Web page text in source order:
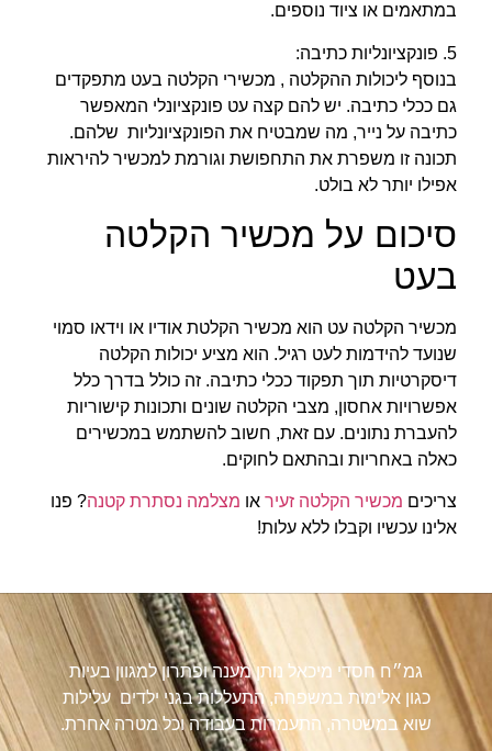
במתאמים או ציוד נוספים.
5. פונקציונליות כתיבה:
בנוסף ליכולות ההקלטה , מכשירי הקלטה בעט מתפקדים
גם ככלי כתיבה. יש להם קצה עט פונקציונלי המאפשר
כתיבה על נייר, מה שמבטיח את הפונקציונליות שלהם.
תכונה זו משפרת את התחפושת וגורמת למכשיר להיראות
אפילו יותר לא בולט.
סיכום על מכשיר הקלטה
בעט
מכשיר הקלטה עט הוא מכשיר הקלטת אודיו או וידאו סמוי
שנועד להידמות לעט רגיל. הוא מציע יכולות הקלטה
דיסקרטיות תוך תפקוד ככלי כתיבה. זה כולל בדרך כלל
אפשרויות אחסון, מצבי הקלטה שונים ותכונות קישוריות
להעברת נתונים. עם זאת, חשוב להשתמש במכשירים
כאלה באחריות ובהתאם לחוקים.
צריכים מכשיר הקלטה זעיר או מצלמה נסתרת קטנה? פנו
אלינו עכשיו וקבלו ללא עלות!
גמ״ח חסדי מיכאל נותן מענה ופתרון למגוון בעיות
כגון אלימות במשפחה, התעללות בגני ילדים עלילות
שוא במשטרה, התעמרות בעבודה וכל מטרה אחרת.